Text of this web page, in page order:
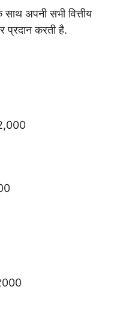
अपनी सभी वित्तीय
प्रदान करती है.